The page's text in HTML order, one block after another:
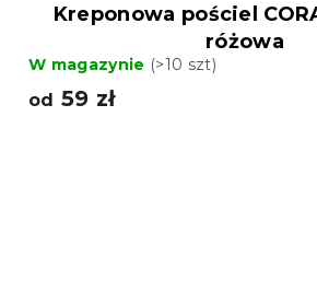
Kreponowa pościel
różowa
W magazynie (>10 szt)
od 59 zł